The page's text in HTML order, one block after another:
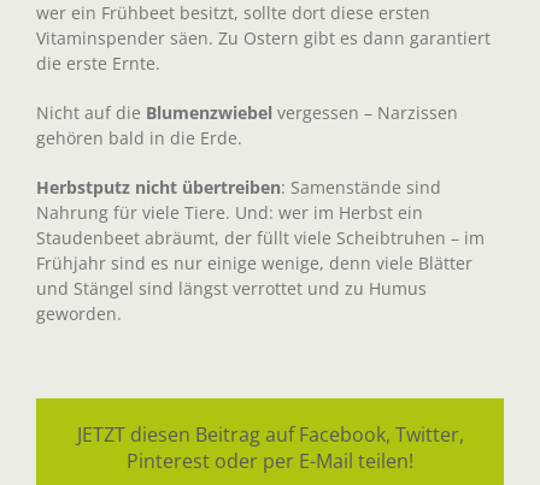
wer ein Frühbeet besitzt, sollte dort diese ersten
Vitaminspender säen. Zu Ostern gibt es dann garantiert
die erste Ernte.
Nicht auf die Blumenzwiebel vergessen – Narzissen
gehören bald in die Erde.
Herbstputz nicht übertreiben: Samenstände sind
Nahrung für viele Tiere. Und: wer im Herbst ein
Staudenbeet abräumt, der füllt viele Scheibtruhen – im
Frühjahr sind es nur einige wenige, denn viele Blätter
und Stängel sind längst verrottet und zu Humus
geworden.
JETZT diesen Beitrag auf Facebook, Twitter,
Pinterest oder per E-Mail teilen!